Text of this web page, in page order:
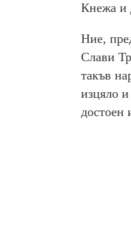
Кнежа и
Ние,
Слави
такъв
изцяло
достоен